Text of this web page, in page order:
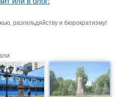
разгильдяйству и бюрократизму!